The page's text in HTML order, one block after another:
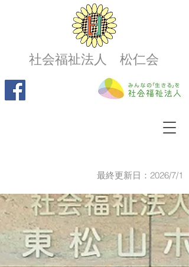
社会福祉法人 松仁会
最終更新日：2026/7/1